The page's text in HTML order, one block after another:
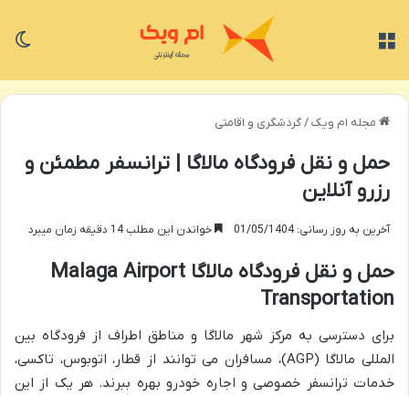
مجله ام ویک/گردشگری و اقامتی
حمل و نقل فرودگاه مالاگا | ترانسفر مطمئن و
رزرو آنلاین
آخرین به روز رسانی: 01/05/1404 خواندن این مطلب 14 دقیقه زمان میبرد
حمل و نقل فرودگاه مالاگا Malaga Airport
Transportation
برای دسترسی به مرکز شهر مالاگا و مناطق اطراف از فرودگاه بین
المللی مالاگا (AGP)، مسافران می توانند از قطار، اتوبوس، تاکسی،
خدمات ترانسفر خصوصی و اجاره خودرو بهره ببرند. هر یک از این